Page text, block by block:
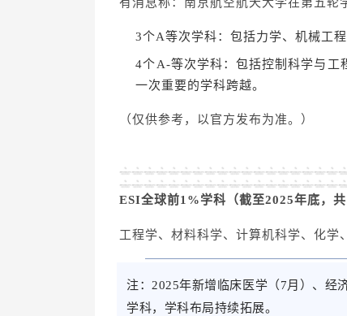
有消息称： 南京航空航天大学在第五轮
3个A等次学科：包括力学、机械工程
4个A-等次学科：包括控制科学与工
一次重要的学科跨越。
（仅供参考，以官方发布为准。）
ESI全球前1%学科（截至2025年底，共
工程学、材料科学、计算机科学、化
注：2025年新增临床医学（7月）、经
学科，学科布局持续拓展。